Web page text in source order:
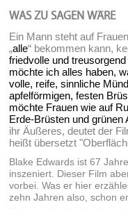
WAS ZU SAGEN WÄRE
Ein Mann steht auf
„alle“ bekommen kann,
friedvolle und
möchte ich alles haben,
volle, reife, sinnliche
apfelförmigen, festen
möchte Frauen wie auf
Erde-Brüsten und grünen
ihr Äußeres, deutet der
heißt übersetzt
Blake Edwards ist 67
inszeniert. Dieser Film
vorbei. Was er hier
zehn Jahren also, schon